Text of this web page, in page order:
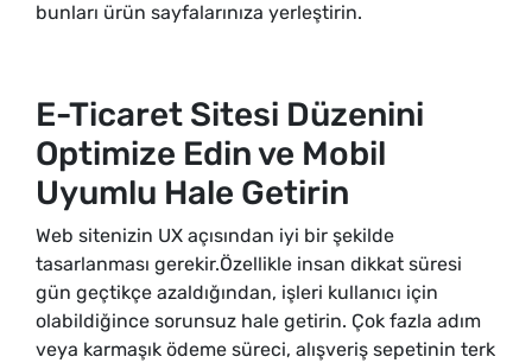
bunları ürün sayfalarınıza yerleştirin.
E-Ticaret Sitesi Düzenini
Optimize Edin ve Mobil
Uyumlu Hale Getirin
Web sitenizin UX açısından iyi bir şekilde
tasarlanması gerekir.Özellikle insan dikkat süresi
gün geçtikçe azaldığından, işleri kullanıcı için
olabildiğince sorunsuz hale getirin. Çok fazla adım
veya karmaşık ödeme süreci, alışveriş sepetinin terk